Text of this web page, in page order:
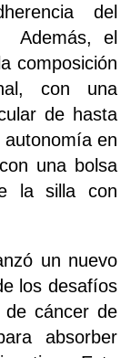
del
Además, el
composición
con una
de hasta
en
una bolsa
la silla con
un nuevo
los desafíos
de cáncer de
absorber